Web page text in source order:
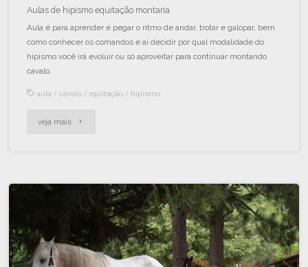
Aulas de hipismo equitação montaria
Aula é para aprender e pegar o ritmo de andar, trotar e galopar, bem
como conhecer os comandos e aí decidir por qual modalidade do
hipismo você irá evoluir ou só aproveitar para continuar montando
cavalo.
aula /cavalo /equitação / hipismo
veja mais